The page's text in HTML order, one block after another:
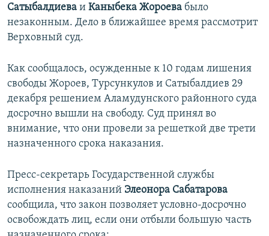
Сатыбалдиева и Каныбека Жороева было
незаконным. Дело в ближайшее время рассмотрит
Верховный суд.
Как сообщалось, осужденные к 10 годам лишения
свободы Жороев, Турсункулов и Сатыбалдиев 29
декабря решением Аламудунского районного суда
досрочно вышли на свободу. Суд принял во
внимание, что они провели за решеткой две трети
назначенного срока наказания.
Пресс-секретарь Государственной службы
исполнения наказаний Элеонора Сабатарова
сообщила, что закон позволяет условно-досрочно
освобождать лиц, если они отбыли большую часть